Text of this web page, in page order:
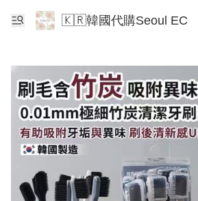
🇰🇷韓國代購Seoul EC